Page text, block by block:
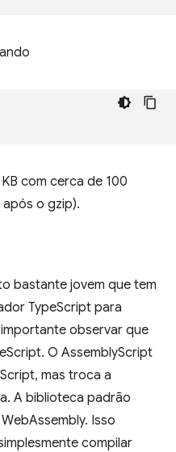
com cerca de 100
o gzip).
bastante jovem que tem
TypeScript para
observar que
O AssemblyScript
mas troca a
A biblioteca padrão
Isso
compilar